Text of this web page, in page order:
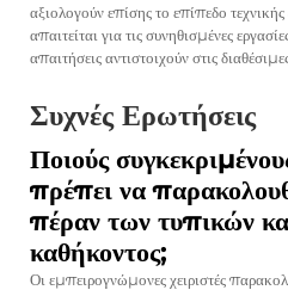
αξιολογούν επίσης το επίπεδο
απαιτείται για τις συνηθισμένες
απαιτήσεις αντιστοιχούν στις
Συχνές Ερωτήσεις
Ποιούς
πρέπει να
πέραν των τυπικών
καθήκοντος;
Οι εμπειρογνώμονες χειριστές